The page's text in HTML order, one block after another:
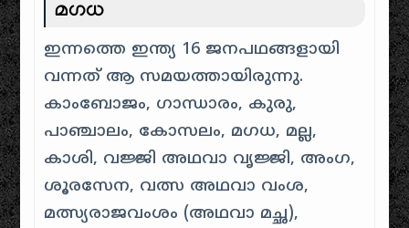
മഗധ
ഇന്നത്തെ ഇന്ത്യ 16 ജനപഥങ്ങളായി
വന്നത് ആ സമയത്തായിരുന്നു.
കാംബോജം, ഗാന്ധാരം, കുരു,
പാഞ്ചാലം, കോസലം, മഗധ, മല്ല,
കാശി, വജ്ജി അഥവാ വൃജ്ജി, അംഗ,
ശൂരസേന, വത്സ അഥവാ വംശ,
മത്സ്യരാജവംശം (അഥവാ മച്ഛ),